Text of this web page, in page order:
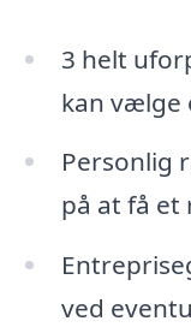
3 helt
kan vælge
Personlig
på at få et
ved